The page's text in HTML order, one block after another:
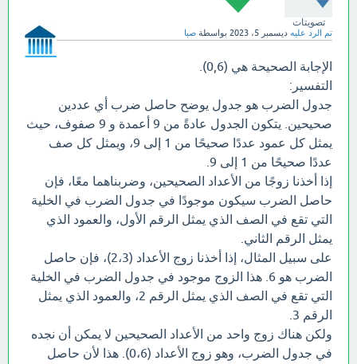
تصويتات
تم الرد عليه ديسمبر 5، 2023 بواسطة صبا
الإجابة الصحيحة هي (0,6).
التفسير:
جدول الضرب هو جدول يوضح حاصل ضرب أي عددين
صحيحين. يتكون الجدول عادةً من 9 أعمدة و 9 صفوف، حيث
يمثل كل عمود عددًا صحيحًا من 1 إلى 9، ويمثل كل صف
عددًا صحيحًا من 1 إلى 9.
إذا أخذنا زوجًا من الأعداد الصحيحين، وضربناهما معًا، فإن
حاصل الضرب سيكون موجودًا في جدول الضرب في الخلية
التي تقع في الصف الذي يمثل الرقم الأول، والعمود الذي
يمثل الرقم الثاني.
على سبيل المثال، إذا أخذنا زوج الأعداد (2،3)، فإن حاصل
الضرب هو 6. هذا الزوج موجود في جدول الضرب في الخلية
التي تقع في الصف الذي يمثل الرقم 2، والعمود الذي يمثل
الرقم 3.
ولكن هناك زوج واحد من الأعداد الصحيحين لا يمكن أن نجده
في جدول الضرب، وهو زوج الأعداد (0،6). هذا لأن حاصل